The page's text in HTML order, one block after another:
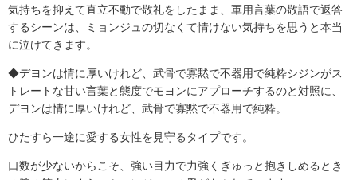
気持ちを抑えて直立不動で敬礼をしたまま、軍用言葉の敬語で返答
するシーンは、ミョンジュの切なくて情けない気持ちを思うと本当
に泣けてきます。
◆デヨンは情に厚いけれど、武骨で寡黙で不器用で純粋シジンがス
トレートな甘い言葉と態度でモヨンにアプローチするのと対照に、
デヨンは情に厚いけれど、武骨で寡黙で不器用で純粋。
ひたすら一途に愛する女性を見守るタイプです。
口数が少ないからこそ、強い目力で力強くぎゅっと抱きしめるとき